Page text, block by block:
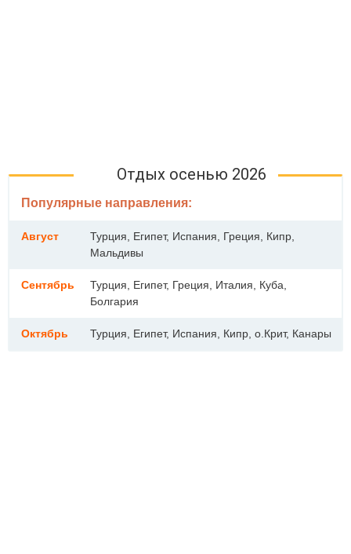
Отдых осенью 2026
Популярные направления:
Август
Турция, Египет, Испания, Греция, Кипр,
Мальдивы
Сентябрь
Турция, Египет, Греция, Италия, Куба,
Болгария
Октябрь Турция, Египет, Испания, Кипр, о.Крит, Канары